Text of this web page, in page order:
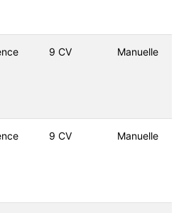
9 CV Manuelle
9 CV Manuelle